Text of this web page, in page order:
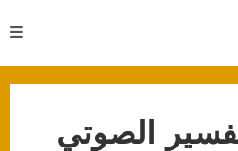
الصوتي